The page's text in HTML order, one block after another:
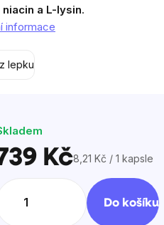
niacin a L-lysin.
informace
lepku
KčMěrná
cena:
8,21 Kč / 1 kapsle
Do košíku